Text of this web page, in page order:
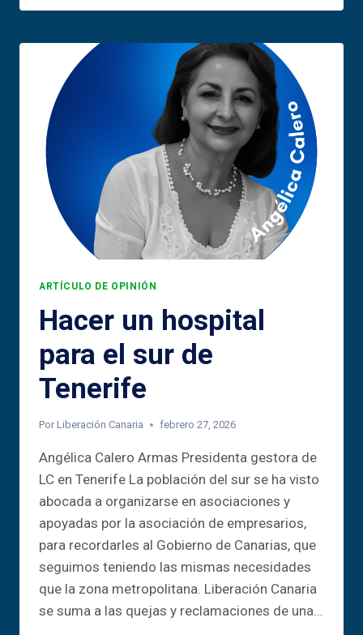
LA
EL
CAMBIO
DE
RUMBO
PARA
CANARIAS
ARTÍCULO DE OPINIÓN
Hacer un hospital
para el sur de
Tenerife
Por Liberación Canaria febrero 27, 2026
Angélica Calero Armas Presidenta gestora de
LC en Tenerife La población del sur se ha visto
abocada a organizarse en asociaciones y
apoyadas por la asociación de empresarios,
para recordarles al Gobierno de Canarias, que
seguimos teniendo las mismas necesidades
que la zona metropolitana. Liberación Canaria
se suma a las quejas y reclamaciones de una…